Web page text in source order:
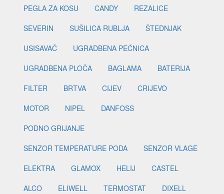
PEGLA ZA KOSU
CANDY
REZALICE
SEVERIN
SUŠILICA RUBLJA
ŠTEDNJAK
USISAVAČ
UGRADBENA PEĆNICA
UGRADBENA PLOČA
BAGLAMA
BATERIJA
FILTER
BRTVA CIJEV
CRIJEVO
MOTOR
NIPEL
DANFOSS
PODNO GRIJANJE
SENZOR TEMPERATURE PODA
SENZOR VLAGE
ELEKTRA
GLAMOX HELIJ
CASTEL
ALCO
ELIWELL TERMOSTAT
DIXELL